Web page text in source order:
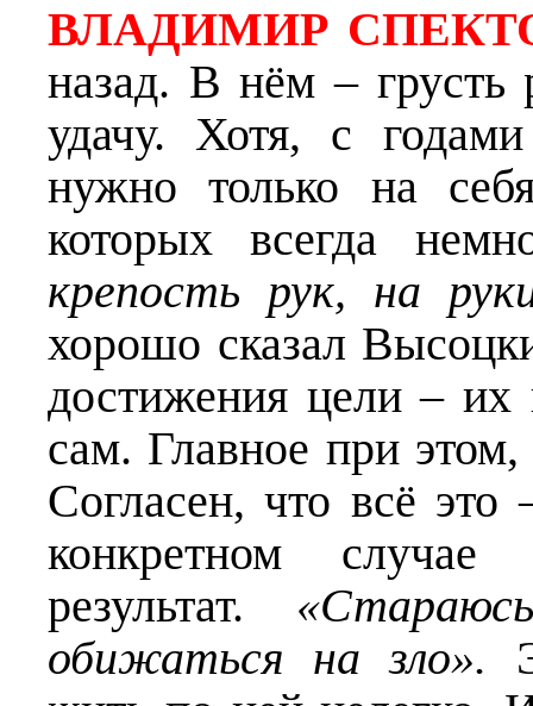
ВЛАДИМИР
назад. В нём – грусть
удачу. Хотя, с
нужно только на
которых всегда
крепость рук, на
хорошо сказал
достижения цели –
сам. Главное при
Согласен, что всё
конкретном
результат.
обижаться на зло».